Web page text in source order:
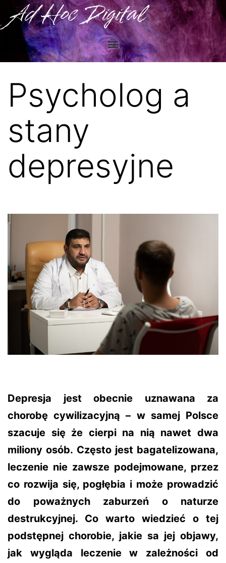
Ad Hoc Digital
Psycholog a
stany
depresyjne
Depresja jest obecnie uznawana za
chorobę cywilizacyjną – w samej Polsce
szacuje się że cierpi na nią nawet dwa
miliony osób. Często jest bagatelizowana,
leczenie nie zawsze podejmowane, przez
co rozwija się, pogłębia i może prowadzić
do poważnych zaburzeń o naturze
destrukcyjnej. Co warto wiedzieć o tej
podstępnej chorobie, jakie sa jej objawy,
jak wygląda leczenie w zależności od